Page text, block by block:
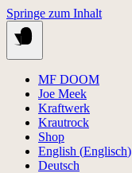
Springe zum Inhalt
MF DOOM
Joe Meek
Kraftwerk
Krautrock
Shop
English (Englisch)
Deutsch